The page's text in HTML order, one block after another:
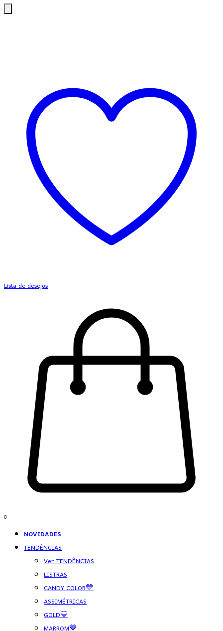
Lista de desejos
0
NOVIDADES
TENDÊNCIAS
Ver TENDÊNCIAS
LISTRAS
CANDY COLOR💛
ASSIMÉTRICAS
GOLD💛